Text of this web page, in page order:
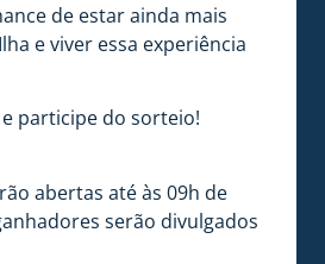
de estar ainda mais
e viver essa experiência
participe do sorteio!
abertas até às 09h de
serão divulgados